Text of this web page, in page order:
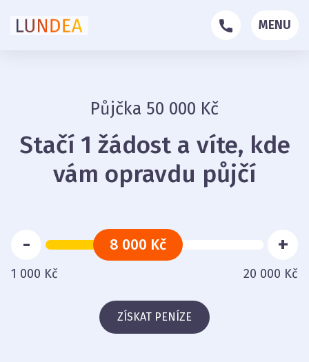
MENU
Půjčka 50 000 Kč
Stačí 1 žádost a víte, kde
vám opravdu půjčí
8 000 Kč
- +
1 000 Kč 20 000 Kč
ZÍSKAT PENÍZE